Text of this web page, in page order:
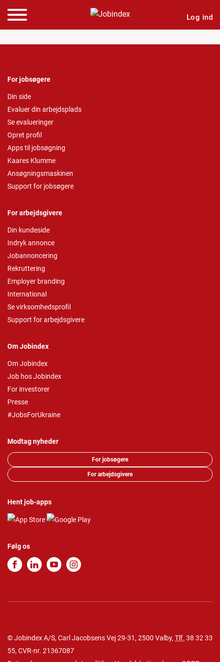
Log ind
For jobsøgere
Din side
Evaluer din arbejdsplads
Se evalueringer
Opret profil
Apps til jobsøgning
Kaares Klumme
Ansøgningsmaskinen
Support for jobsøgere
For arbejdsgivere
Din kundeside
Indryk annonce
Jobannoncering
Rekruttering
Employer branding
International
Se virksomhedsprofil
Support for arbejdsgivere
Om Jobindex
Om Jobindex
Job hos Jobindex
For investorer
Presse
#JobsForUkraine
Modtag nyheder
For jobsøgere
For arbejdsgivere
Hent job-apps
Følg os
© Jobindex A/S, Carl Jacobsens Vej 29-31, 2500 Valby, Tlf. 38 32 33
55, CVR-nr. 21367087